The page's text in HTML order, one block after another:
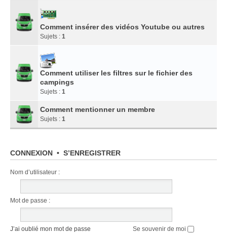
Comment insérer des vidéos Youtube ou autres
Sujets : 1
Comment utiliser les filtres sur le fichier des
campings
Sujets : 1
Comment mentionner un membre
Sujets : 1
CONNEXION • S’ENREGISTRER
Nom d’utilisateur :
Mot de passe :
J’ai oublié mon mot de passe Se souvenir de moi